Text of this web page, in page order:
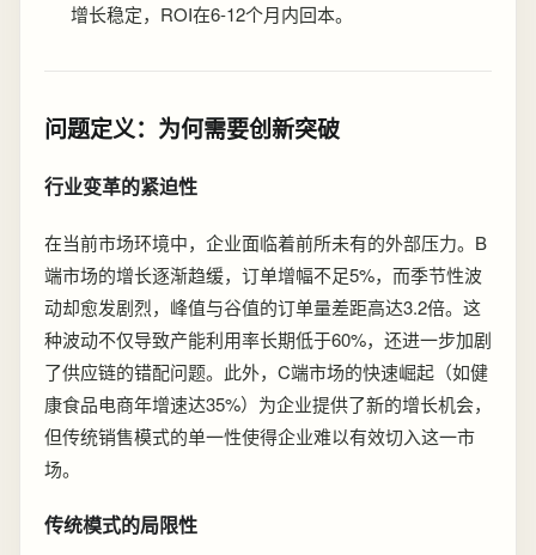
增长稳定，ROI在6-12个月内回本。
问题定义：为何需要创新突破
行业变革的紧迫性
在当前市场环境中，企业面临着前所未有的外部压力。B
端市场的增长逐渐趋缓，订单增幅不足5%，而季节性波
动却愈发剧烈，峰值与谷值的订单量差距高达3.2倍。这
种波动不仅导致产能利用率长期低于60%，还进一步加剧
了供应链的错配问题。此外，C端市场的快速崛起（如健
康食品电商年增速达35%）为企业提供了新的增长机会，
但传统销售模式的单一性使得企业难以有效切入这一市
场。
传统模式的局限性